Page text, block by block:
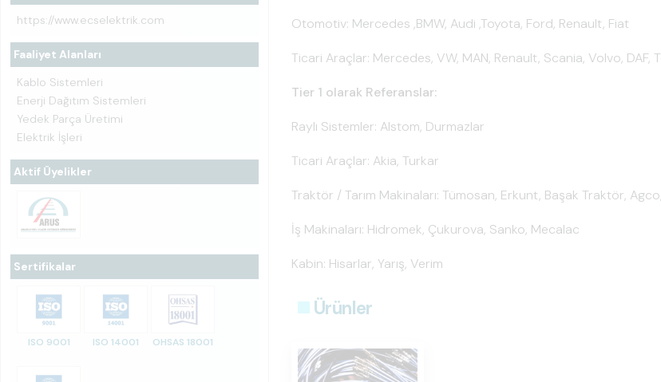
https://www.ecselektrik.com
Faaliyet Alanları
Kablo Sistemleri
Enerji Dağıtım Sistemleri
Yedek Parça Üretimi
Elektrik İşleri
Aktif Üyelikler
Sertifikalar
ISO 9001 ISO 14001 OHSAS 18001
Otomotiv: Mercedes ,BMW, Audi ,Toyota, Ford, Renault, Fiat
Ticari Araçlar: Mercedes, VW, MAN, Renault, Scania, Volvo,
Tier 1 olarak Referanslar:
Raylı Sistemler: Alstom, Durmazlar
Ticari Araçlar: Akia, Turkar
Traktör / Tarım Makinaları: Tümosan, Erkunt, Başak Traktör,
İş Makinaları: Hidromek, Çukurova, Sanko, Mecalac
Kabin: Hisarlar, Yarış, Verim
Ürünler